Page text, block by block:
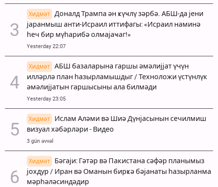
Хидмәт
Доналд Трампа ән ҝүҹлү зәрбә. АБШ-да јени
јаранмыш анти-Исраил иттифагы: «Исраил наминә
һеч бир мүһарибә олмајаҹаг!»
Yesterday 22:07
Хидмәт
АБШ базаларына гаршы әмәлијјат үчүн
илләрлә план һазырламышдыг / Техноложи үстүнлүк
әмәлијјатын гаршысыны ала билмәди
Yesterday 23:05
Хидмәт
Ислам Аләми вә Шиә Дүнјасынын сечилмиш
визуал хәбәрләри - Видео
3 gün əvvəl
Хидмәт
Бәгаји: Гәтәр вә Пакистана сәфәр планымыз
јохдур / Иран вә Оманын бирҝә бәјанаты һазырланма
мәрһәләсиндәдир